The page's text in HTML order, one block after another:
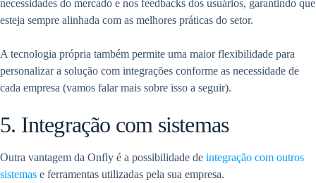
necessidades do mercado e nos feedbacks dos usuários, garantindo que
esteja sempre alinhada com as melhores práticas do setor.
A tecnologia própria também permite uma maior flexibilidade para
personalizar a solução com integrações conforme as necessidade de
cada empresa (vamos falar mais sobre isso a seguir).
5. Integração com sistemas
Outra vantagem da Onfly é a possibilidade de integração com outros
sistemas e ferramentas utilizadas pela sua empresa.